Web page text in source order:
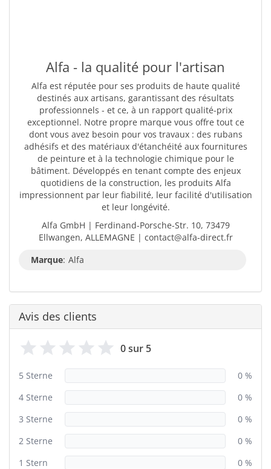
Alfa - la qualité pour l'artisan
Alfa est réputée pour ses produits de haute qualité
destinés aux artisans, garantissant des résultats
professionnels - et ce, à un rapport qualité-prix
exceptionnel. Notre propre marque vous offre tout ce
dont vous avez besoin pour vos travaux : des rubans
adhésifs et des matériaux d'étanchéité aux fournitures
de peinture et à la technologie chimique pour le
bâtiment. Développés en tenant compte des enjeux
quotidiens de la construction, les produits Alfa
impressionnent par leur fiabilité, leur facilité d'utilisation
et leur longévité.
Alfa GmbH | Ferdinand-Porsche-Str. 10, 73479
Ellwangen, ALLEMAGNE | contact@alfa-direct.fr
Marque: Alfa
Avis des clients
0 sur 5
5 Sterne
0 %
4 Sterne
0 %
3 Sterne
0 %
2 Sterne
0 %
1 Stern
0 %